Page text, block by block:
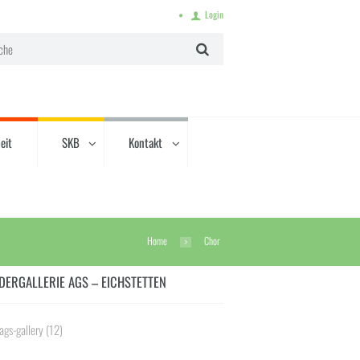
Login
SKB Kontakt
Home Chor
AGS – EICHSTETTEN
ags-gallery (12)